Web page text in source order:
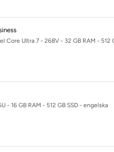
Ultra 7 - 268V - 32 GB RAM - 512
- 16 GB RAM - 512 GB SSD - engelska